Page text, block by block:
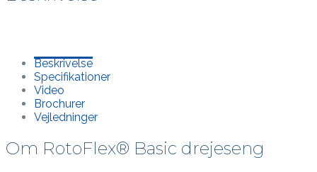
Beskrivelse
Specifikationer
Video
Brochurer
Vejledninger
Om RotoFlex® Basic drejeseng